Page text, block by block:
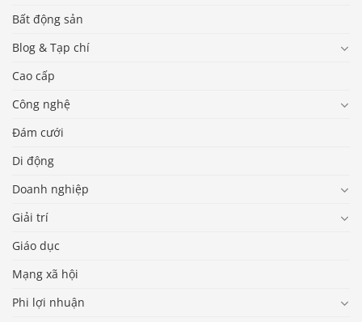
Bất động sản
Blog & Tạp chí
Cao cấp
Công nghệ
Đám cưới
Di động
Doanh nghiệp
Giải trí
Giáo dục
Mạng xã hội
Phi lợi nhuận